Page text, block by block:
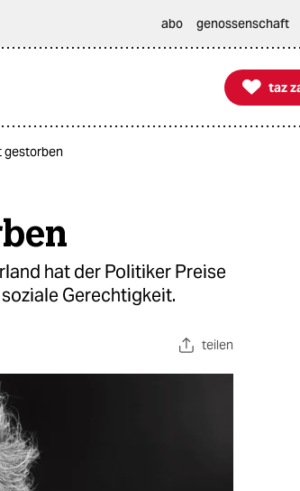
abo genossenschaft

taz zahl
taz
gestorben
hat der Politiker Preise
Gerechtigkeit.
teilen